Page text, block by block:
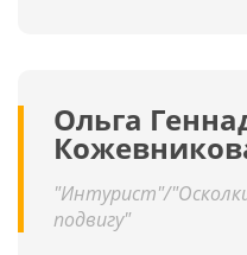
Ольга
"Интурист"/
подвигу"